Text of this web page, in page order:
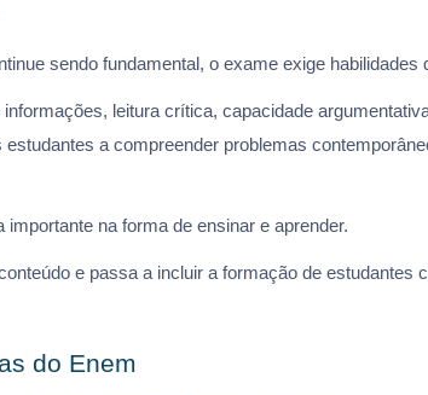
sendo fundamental, o exame exige
leitura crítica, capacidade
a compreender problemas
na forma de ensinar e aprender.
e passa a incluir a formação de estudantes
do Enem